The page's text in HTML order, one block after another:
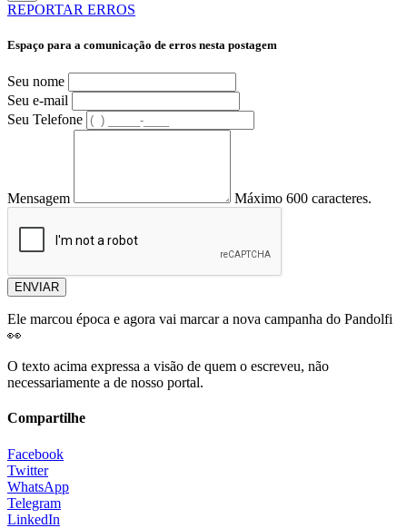
REPORTAR ERROS
Espaço para a comunicação de erros nesta postagem
Seu nome
Seu e-mail
Seu Telefone
Mensagem Máximo 600 caracteres.
ENVIAR
Ele marcou época e agora vai marcar a nova campanha do Pandolfi
👀
O texto acima expressa a visão de quem o escreveu, não
necessariamente a de nosso portal.
Compartilhe
Facebook
Twitter
WhatsApp
Telegram
LinkedIn